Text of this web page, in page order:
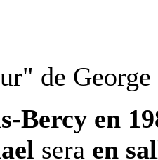
de
Bercy en
sera en